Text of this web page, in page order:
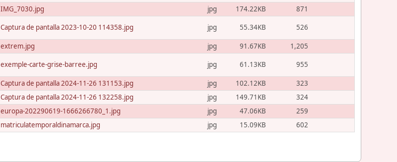
IMG_7030.jpg jpg 174.22KB
871
Captura de pantalla 2023-10-20 114358.jpg jpg 55.34KB 526
extrem.jpg jpg 91.67KB
1,205
exemple-carte-grise-barree.jpg jpg 61.13KB 955
Captura de pantalla 2024-11-26 131153.jpg jpg 102.12KB
323
Captura de pantalla 2024-11-26 132258.jpg jpg 149.71KB
324
europa-202290619-1666266780_1.jpg jpg 47.06KB
259
matriculatemporaldinamarca.jpg jpg 15.09KB 602